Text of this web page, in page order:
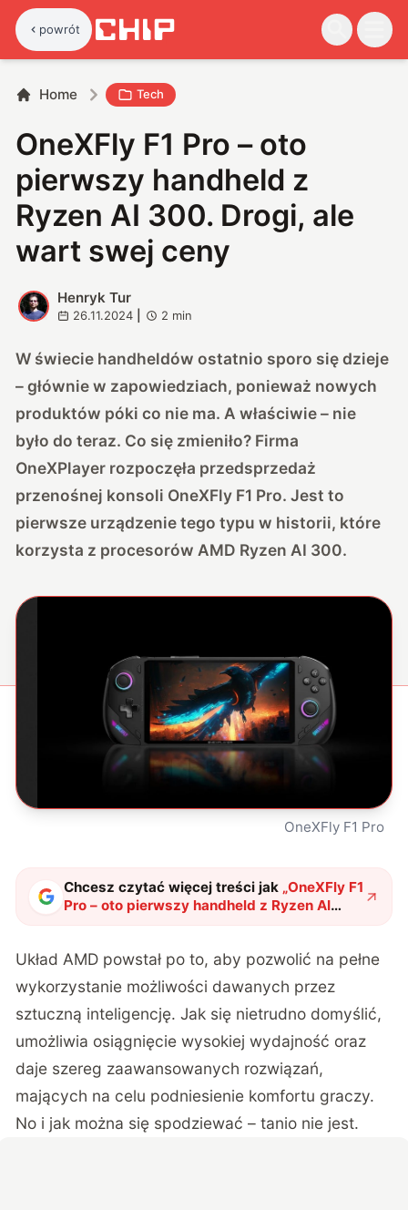
powrót
Home Tech
OneXFly F1 Pro – oto
pierwszy handheld z
Ryzen AI 300. Drogi, ale
wart swej ceny
H
Henryk Tur
26.11.2024 2 min
W świecie handheldów ostatnio sporo się dzieje
– głównie w zapowiedziach, ponieważ nowych
produktów póki co nie ma. A właściwie – nie
było do teraz. Co się zmieniło? Firma
OneXPlayer rozpoczęła przedsprzedaż
przenośnej konsoli OneXFly F1 Pro. Jest to
pierwsze urządzenie tego typu w historii, które
korzysta z procesorów AMD Ryzen AI 300.
OneXFly F1 Pro
Chcesz czytać więcej treści jak „OneXFly F1
Pro – oto pierwszy handheld z Ryzen AI
300. Drogi, ale wart swej ceny"?
Układ AMD powstał po to, aby pozwolić na pełne
wykorzystanie możliwości dawanych przez
sztuczną inteligencję. Jak się nietrudno domyślić,
umożliwia osiągnięcie wysokiej wydajność oraz
daje szereg zaawansowanych rozwiązań,
mających na celu podniesienie komfortu graczy.
No i jak można się spodziewać – tanio nie jest.